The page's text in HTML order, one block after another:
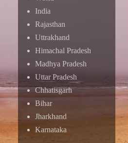
India
Rajasthan
Uttrakhand
Himachal Pradesh
Madhya Pradesh
Uttar Pradesh
Chhatisgarh
Bihar
Jharkhand
Karnataka